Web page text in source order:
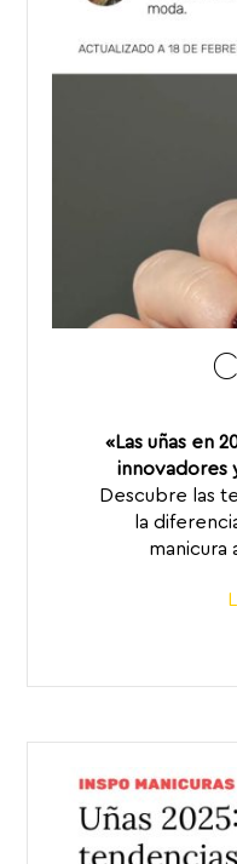
«Las uñas en
innovadores
Descubre las
la
manicura